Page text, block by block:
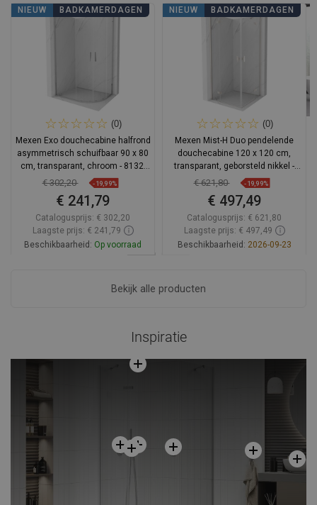
NIEUW BADKAMERDAGEN
(0)
Mexen Exo douchecabine halfrond
asymmetrisch schuifbaar 90 x 80
cm, transparant, chroom - 8132-
090-080-01-00
€ 302,20 -19,99%
€ 241,79
Catalogusprijs: € 302,20
Laagste prijs: € 241,79
Beschikbaarheid: Op voorraad
NIEUW BADKAMERDAGEN
(0)
Mexen Mist-H Duo pendelende
douchecabine 120 x 120 cm,
transparant, geborsteld nikkel -
8A5-120L-120P-97-00
€ 621,80 -19,99%
€ 497,49
Catalogusprijs: € 621,80
Laagste prijs: € 497,49
Beschikbaarheid: 2026-09-23
Bekijk alle producten
Inspiratie